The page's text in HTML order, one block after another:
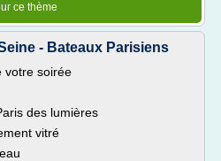
ce thème
- Bateaux Parisiens
votre soirée
des lumières
vitré